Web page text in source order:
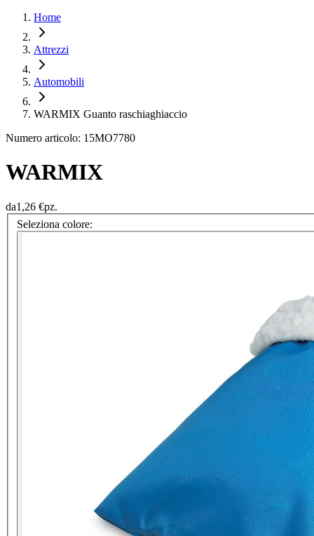
Home
Attrezzi
Automobili
WARMIX Guanto raschiaghiaccio
Numero articolo: 15MO7780
WARMIX
da1,26 €pz.
Seleziona colore: